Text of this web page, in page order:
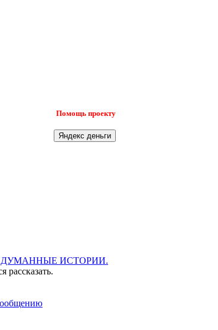
Помощь проекту
ИСТОРИИ.
рассказать.